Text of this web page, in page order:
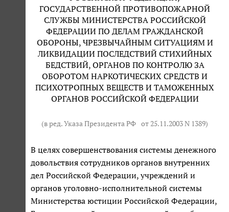
ГОСУДАРСТВЕННОЙ ПРОТИВОПОЖАРНОЙ
СЛУЖБЫ МИНИСТЕРСТВА РОССИЙСКОЙ
ФЕДЕРАЦИИ ПО ДЕЛАМ ГРАЖДАНСКОЙ
ОБОРОНЫ, ЧРЕЗВЫЧАЙНЫМ СИТУАЦИЯМ И
ЛИКВИДАЦИИ ПОСЛЕДСТВИЙ СТИХИЙНЫХ
БЕДСТВИЙ, ОРГАНОВ ПО КОНТРОЛЮ ЗА
ОБОРОТОМ НАРКОТИЧЕСКИХ СРЕДСТВ И
ПСИХОТРОПНЫХ ВЕЩЕСТВ И ТАМОЖЕННЫХ
ОРГАНОВ РОССИЙСКОЙ ФЕДЕРАЦИИ
(в ред. Указа Президента РФ от 25.11.2003 N 1389)
В целях совершенствования системы денежного
довольствия сотрудников органов внутренних
дел Российской Федерации, учреждений и
органов уголовно-исполнительной системы
Министерства юстиции Российской Федерации,